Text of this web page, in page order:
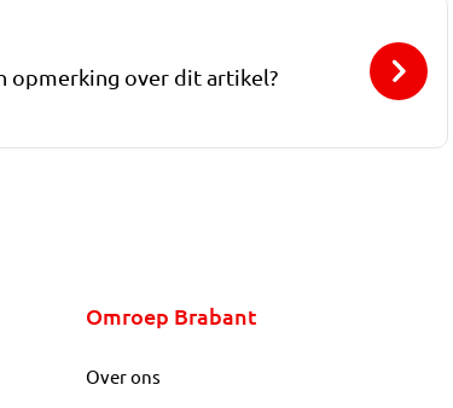
opmerking over dit artikel?
Omroep Brabant
Over ons